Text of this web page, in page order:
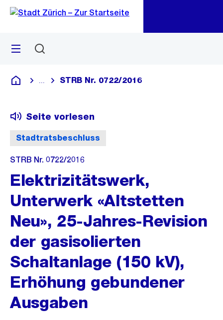
Navigation
Sprunglink
Menü
Deutsch
Blende alle Breadcrumbs ein
STRB Nr. 0722/2016
Stadtratsbeschluss
Seite vorlesen
STRB Nr. 0722/2016
Elektrizitätswerk,
Unterwerk «Altstetten
Neu», 25-Jahres-Revision
der gasisolierten
Schaltanlage (150 kV),
Erhöhung gebundener
Ausgaben